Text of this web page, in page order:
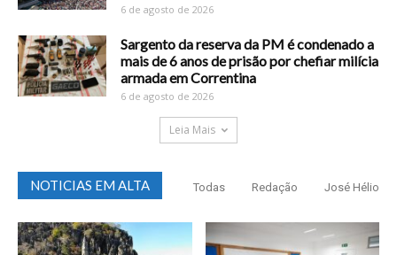
6 de agosto de 2026
Sargento da reserva da PM é condenado a
mais de 6 anos de prisão por chefiar milícia
armada em Correntina
6 de agosto de 2026
Leia Mais
NOTICIAS EM ALTA Todas Redação José Hélio